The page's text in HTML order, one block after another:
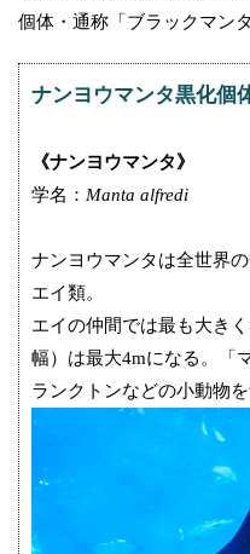
個体・通称「ブラックマン
ナンヨウマンタ黒化個
《ナンヨウマンタ》
学名： Manta alfredi
ナンヨウマンタは全世界
エイ類。
エイの仲間では最も大き
幅）は最大4mになる。「
ランクトンなどの小動物を